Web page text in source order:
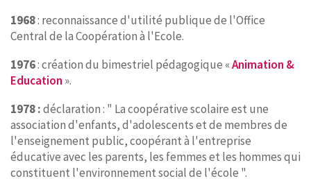
1968: reconnaissance d'utilité publique de l'Office
Central de la Coopération à l'Ecole.
1976: création du bimestriel pédagogique «Animation &
Education ».
1978 :déclaration : " La coopérative scolaire est une
association d'enfants, d'adolescents et de membres de
l'enseignement public, coopérant à l'entreprise
éducative avec les parents, les femmes et les hommes qui
constituent l'environnement social de l'école ".